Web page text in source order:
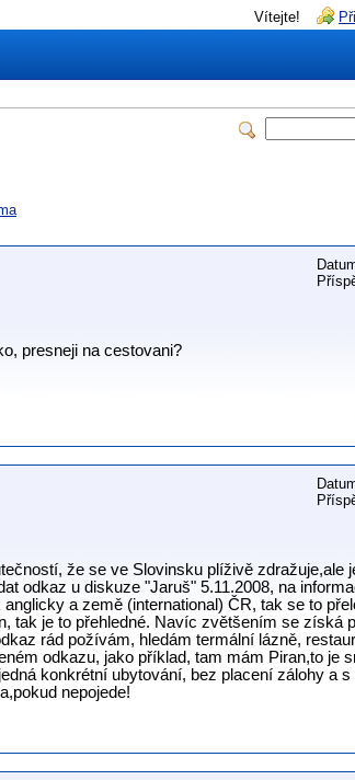
Vítejte!
presneji na cestovani?
že se ve Slovinsku plíživě zdražuje,ale
odkaz u diskuze "Jaruš" 5.11.2008, na
a země (international) ČR, tak se to
tak je to přehledné. Navíc zvětšením se získá
rád požívám, hledám termální lázně,
odkazu, jako příklad, tam mám Piran,to je
konkrétní ubytování, bez placení zálohy a
nepojede!